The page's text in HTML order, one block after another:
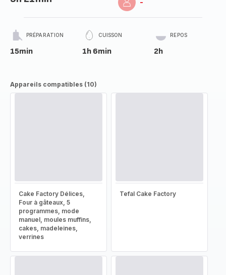
-
PRÉPARATION
15min
CUISSON
1h 6min
REPOS
2h
Appareils compatibles (10)
Cake Factory Délices,
Four à gâteaux, 5
programmes, mode
manuel, moules muffins,
cakes, madeleines,
verrines
Tefal Cake Factory